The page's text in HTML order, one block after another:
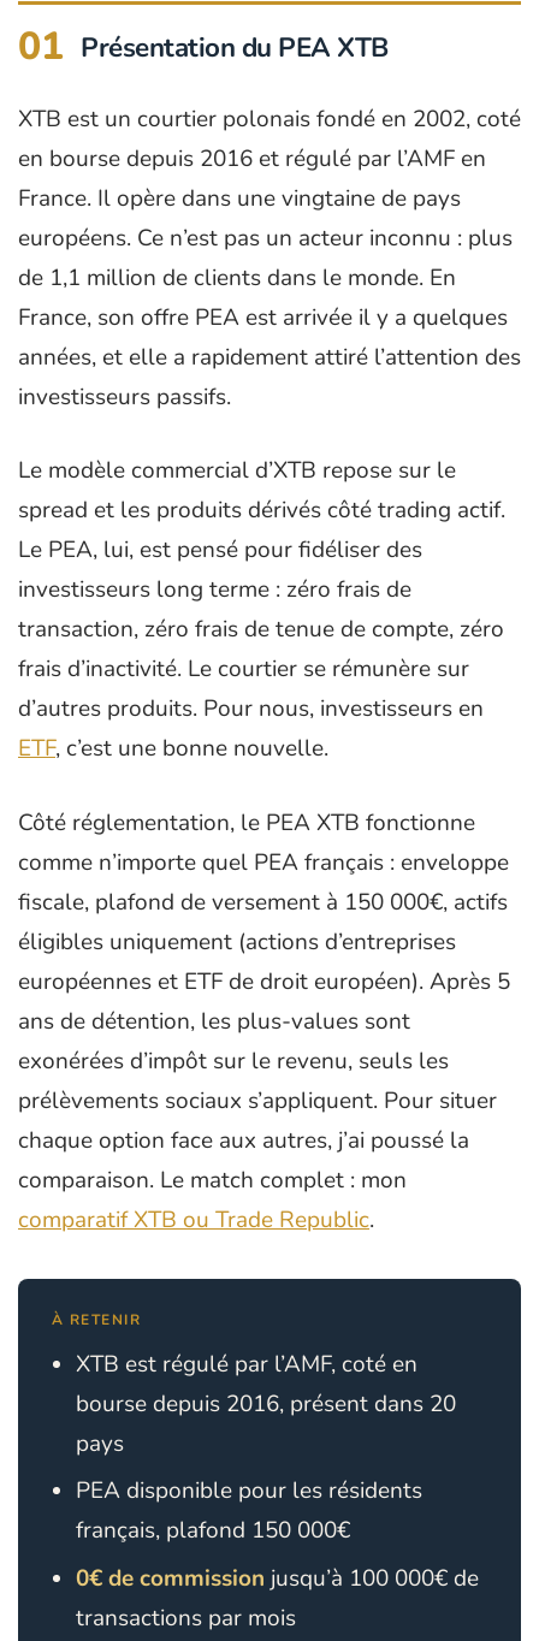
01 Présentation du PEA XTB
XTB est un courtier polonais fondé en 2002, coté
en bourse depuis 2016 et régulé par l’AMF en
France. Il opère dans une vingtaine de pays
européens. Ce n’est pas un acteur inconnu : plus
de 1,1 million de clients dans le monde. En
France, son offre PEA est arrivée il y a quelques
années, et elle a rapidement attiré l’attention des
investisseurs passifs.
Le modèle commercial d’XTB repose sur le
spread et les produits dérivés côté trading actif.
Le PEA, lui, est pensé pour fidéliser des
investisseurs long terme : zéro frais de
transaction, zéro frais de tenue de compte, zéro
frais d’inactivité. Le courtier se rémunère sur
d’autres produits. Pour nous, investisseurs en
ETF, c’est une bonne nouvelle.
Côté réglementation, le PEA XTB fonctionne
comme n’importe quel PEA français : enveloppe
fiscale, plafond de versement à 150 000€, actifs
éligibles uniquement (actions d’entreprises
européennes et ETF de droit européen). Après 5
ans de détention, les plus-values sont
exonérées d’impôt sur le revenu, seuls les
prélèvements sociaux s’appliquent. Pour situer
chaque option face aux autres, j’ai poussé la
comparaison. Le match complet : mon
comparatif XTB ou Trade Republic.
À RETENIR
XTB est régulé par l’AMF, coté en
bourse depuis 2016, présent dans 20
pays
PEA disponible pour les résidents
français, plafond 150 000€
0€ de commission jusqu’à 100 000€ de
transactions par mois